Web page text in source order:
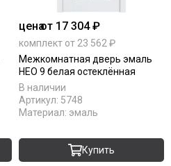
ценаот 17 304 ₽
комплект от 23 562 ₽
Межкомнатная дверь эмаль
НЕО 9 белая остеклённая
В наличии
Артикул: 5748
Материал: эмаль
Купить